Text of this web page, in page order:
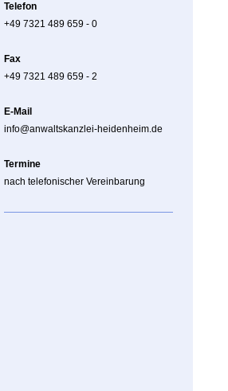
Telefon
+49 7321 489 659 - 0
Fax
+49 7321 489 659 - 2
E-Mail
info@anwaltskanzlei-heidenheim.de
Termine
nach telefonischer Vereinbarung